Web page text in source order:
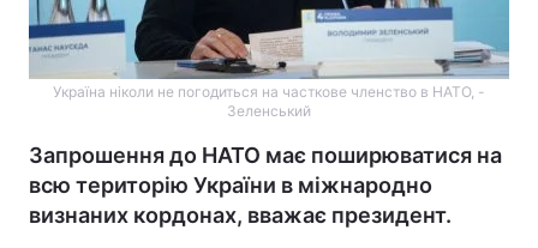
Україна ніколи не погодиться на часткове членство в НАТО, -
Зеленський
Запрошення до НАТО має поширюватися на
всю територію України в міжнародно
визнаних кордонах, вважає президент.